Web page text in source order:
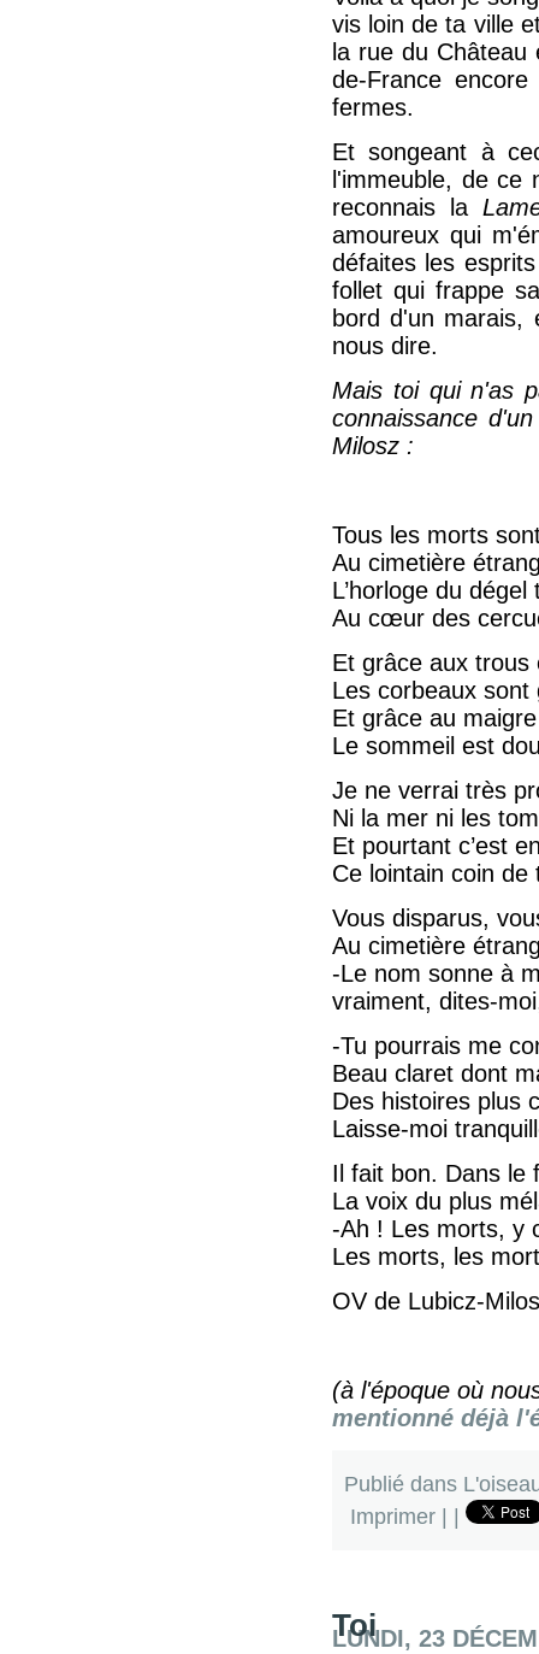
vis loin de ta ville
la rue du
de-France
fermes.
Et songeant à
l'immeuble, de ce
reconnais la
amoureux qui
défaites les
follet qui frappe
bord d'un marais,
nous dire.
Mais toi qui n'as
connaissance
Milosz :
Tous les morts
Au cimetière
L’horloge du
Au cœur des
Et grâce aux trous
Les corbeaux
Et grâce au
Le sommeil est
Je ne verrai très
Ni la mer ni les
Et pourtant c’est
Ce lointain coin
Vous disparus,
Au cimetière
-Le nom sonne à
vraiment, dites-
-Tu pourrais me
Beau claret dont
Des histoires plus
Laisse-moi
Il fait bon. Dans le
La voix du plus
-Ah ! Les morts, y
Les morts, les
OV de Lubicz-
(à l'époque où
mentionné déjà
Publié dans
Imprimer
LUNDI, 23
Toi